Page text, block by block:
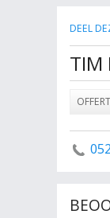
DEEL
TIM